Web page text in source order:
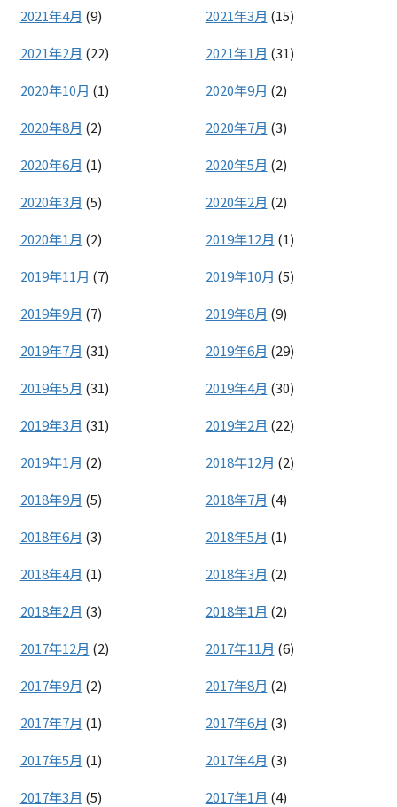
2021年4月 (9) 2021年3月 (15)
2021年2月 (22) 2021年1月 (31)
2020年10月 (1) 2020年9月 (2)
2020年8月 (2) 2020年7月 (3)
2020年6月 (1) 2020年5月 (2)
2020年3月 (5) 2020年2月 (2)
2020年1月 (2) 2019年12月 (1)
2019年11月 (7) 2019年10月 (5)
2019年9月 (7) 2019年8月 (9)
2019年7月 (31) 2019年6月 (29)
2019年5月 (31) 2019年4月 (30)
2019年3月 (31) 2019年2月 (22)
2019年1月 (2) 2018年12月 (2)
2018年9月 (5) 2018年7月 (4)
2018年6月 (3) 2018年5月 (1)
2018年4月 (1) 2018年3月 (2)
2018年2月 (3) 2018年1月 (2)
2017年12月 (2) 2017年11月 (6)
2017年9月 (2) 2017年8月 (2)
2017年7月 (1) 2017年6月 (3)
2017年5月 (1) 2017年4月 (3)
2017年3月 (5) 2017年1月 (4)